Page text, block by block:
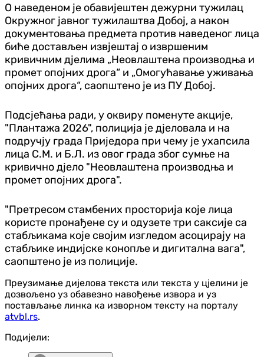
О наведеном је обавијештен дежурни тужилац
Окружног јавног тужилаштва Добој, а након
документовања предмета против наведеног лица
биће достављен извјештај о извршеним
кривичним дјелима „Неовлаштена производња и
промет опојних дрога“ и „Омогућавање уживања
опојних дрога“, саопштено је из ПУ Добој.
Подсјећања ради, у оквиру поменуте акције,
"Плантажа 2026", полиција је дјеловала и на
подручју града Приједора при чему је ухапсила
лица С.М. и Б.Л. из овог града због сумње на
кривично дјело "Неовлаштена производња и
промет опојних дрога".
"Претресом стамбених просторија које лица
користе пронађене су и одузете три саксије са
стабљикама које својим изгледом асоцирају на
стабљике индијске конопље и дигитална вага",
саопштено је из полиције.
Преузимање дијелова текста или текста у цјелини је
дозвољено уз обавезно навођење извора и уз
постављање линка ка изворном тексту на порталу
atvbl.rs.
Подијели: